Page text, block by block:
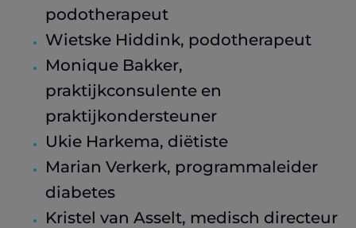
podotherapeut
Wietske Hiddink, podotherapeut
Monique Bakker,
praktijkconsulente en
praktijkondersteuner
Ukie Harkema, diëtiste
Marian Verkerk, programmaleider
diabetes
Kristel van Asselt, medisch directeur